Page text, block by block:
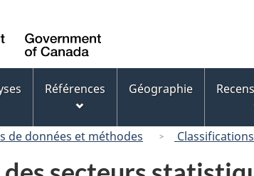
Canada
Références Géographie
de données et méthodes